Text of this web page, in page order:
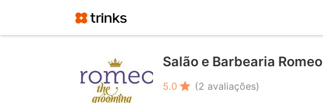
Salão e Barbearia Romeo
5.0 star (2 avaliações)